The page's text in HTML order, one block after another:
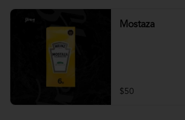
Mostaza
$50